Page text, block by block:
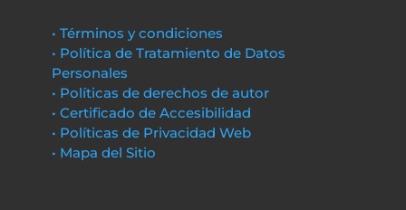
• Términos y condiciones
• Política de Tratamiento de Datos
Personales
• Políticas de derechos de autor
• Certificado de Accesibilidad
• Políticas de Privacidad Web
• Mapa del Sitio